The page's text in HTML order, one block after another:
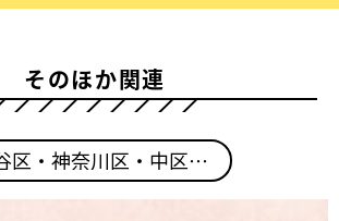
そのほか関連
旭区・保土ヶ谷区・神奈川区・中区・西区・栄区・港南区・金沢区・磯子区・南区・泉区・瀬谷区・戸塚区